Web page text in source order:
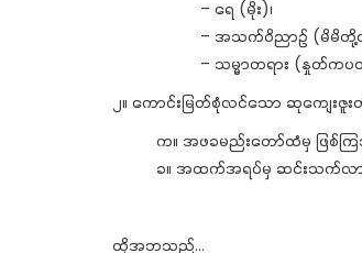
– ရေ (မိုး)၊
– အသက်ဝိညာဉ် (မိမိတို့
– သမ္မာတရား (နှုတ်က
၂။ ကောင်းမြတ်စုံလင်သော ဆုကျေးဇူ
က။ အဖခမည်းတော်ထံမှ ဖြစ်က
ခ။ အထက်အရပ်မှ ဆင်းသက်လ
ထိုအဘသည်…